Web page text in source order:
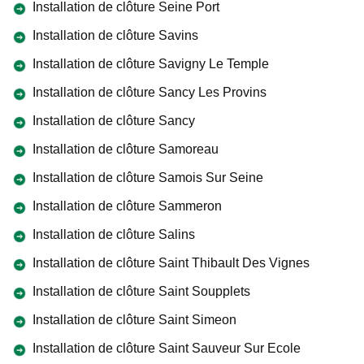
Installation de clôture Seine Port
Installation de clôture Savins
Installation de clôture Savigny Le Temple
Installation de clôture Sancy Les Provins
Installation de clôture Sancy
Installation de clôture Samoreau
Installation de clôture Samois Sur Seine
Installation de clôture Sammeron
Installation de clôture Salins
Installation de clôture Saint Thibault Des Vignes
Installation de clôture Saint Soupplets
Installation de clôture Saint Simeon
Installation de clôture Saint Sauveur Sur Ecole